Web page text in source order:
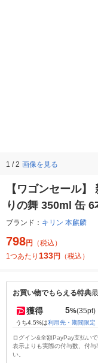
1 / 2 画像を見る
【ワゴンセール
りの舞 350ml 缶 6
ブランド： キリン 本麒麟
798円
（税込）
1つあたり 133円 （税込）
お買い物でもらえる特典
獲得 5%(35pt)
うち4.5%は利用先・期間限定
ログイン&全額PayPay支払い
表示よりも実際の付与数、付
い。